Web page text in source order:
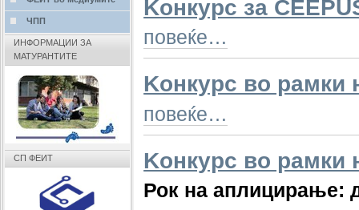
Kонкурс за
повеќе…
Kонкурс во
повеќе…
Kонкурс во
Рок на аплицирање:
ЧПП
ИНФОРМАЦИИ ЗА
МАТУРАНТИТЕ
СП ФЕИТ